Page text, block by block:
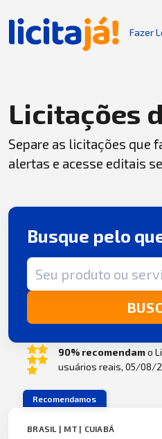
Fazer
Licitações
Separe as licitações que
alertas e acesse editais
Busque pelo
Termo de busca
90% recomendamo
usuários reais, 05/08/
Recomendamos
BRASIL | MT | CUIABÁ